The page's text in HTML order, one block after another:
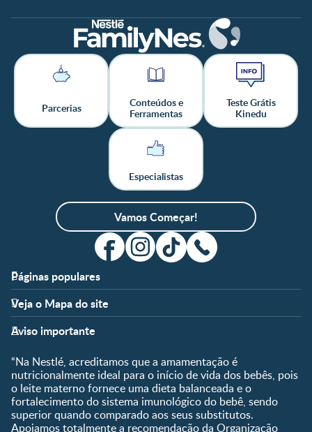
Parcerias
Conteúdos e
Ferramentas
Teste Grátis
Kinedu
Especialistas
Vamos Começar!
Páginas populares
Apoio
FAQ
Nossos Artigos
Fale conosco
Clube
Shopping
Compre Agora
Veja o Mapa do site
Fases
Pré-Concepção
Gravidez
Pós-Parto
0 a 5 meses
6 a 8 meses
Temas
Desenvolvimento
Ser Mãe e Pai
Nutrição, Alimentação e
Saúde
Aviso importante
“Na Nestlé, acreditamos que a amamentação é
nutricionalmente ideal para o início de vida dos bebês, pois
o leite materno fornece uma dieta balanceada e o
fortalecimento do sistema imunológico do bebê, sendo
superior quando comparado aos seus substitutos.
Apoiamos totalmente a recomendação da Organização